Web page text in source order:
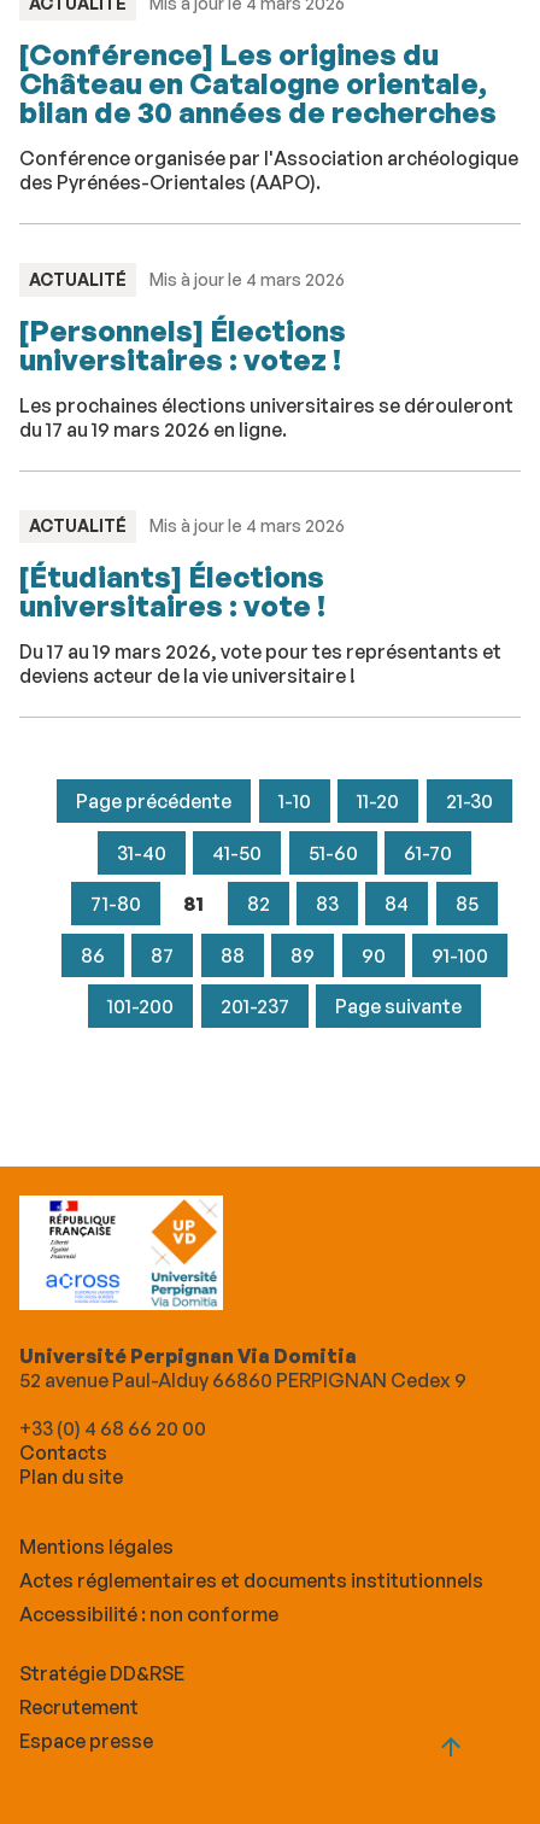
[Conférence] Les origines du
Château en Catalogne orientale,
bilan de 30 années de recherches
Conférence organisée par l'Association archéologique
des Pyrénées-Orientales (AAPO).
TYPE
ACTUALITÉ Mis à jour le 4 mars 2026
[Personnels] Élections
universitaires : votez !
Les prochaines élections universitaires se dérouleront
du 17 au 19 mars 2026 en ligne.
TYPE
ACTUALITÉ Mis à jour le 4 mars 2026
[Étudiants] Élections
universitaires : vote !
Du 17 au 19 mars 2026, vote pour tes représentants et
deviens acteur de la vie universitaire !
Page précédente 1-10 11-20 21-30
31-40 41-50 51-60 61-70
71-80 81 82 83 84 85
86 87 88 89 90 91-100
101-200 201-237 Page suivante
Université Perpignan Via Domitia
52 avenue Paul-Alduy 66860 PERPIGNAN Cedex 9
+33 (0) 4 68 66 20 00
Contacts
Plan du site
Mentions légales
Actes réglementaires et documents institutionnels
Accessibilité : non conforme
Stratégie DD&RSE
Recrutement
Espace presse